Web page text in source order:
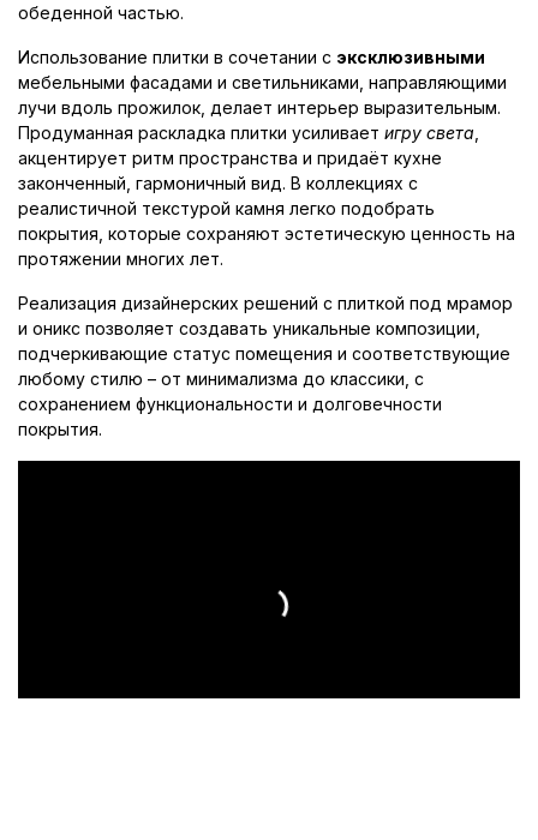
обеденной частью.
Использование плитки в сочетании с эксклюзивными
мебельными фасадами и светильниками, направляющими
лучи вдоль прожилок, делает интерьер выразительным.
Продуманная раскладка плитки усиливает игру света
акцентирует ритм пространства и придаёт кухне
законченный, гармоничный вид. В коллекциях с
реалистичной текстурой камня легко подобрать
покрытия, которые сохраняют эстетическую ценность на
протяжении многих лет.
Реализация дизайнерских решений с плиткой под мрамор
и оникс позволяет создавать уникальные композиции,
подчеркивающие статус помещения и соответствующие
любому стилю – от минимализма до классики, с
сохранением функциональности и долговечности
покрытия.